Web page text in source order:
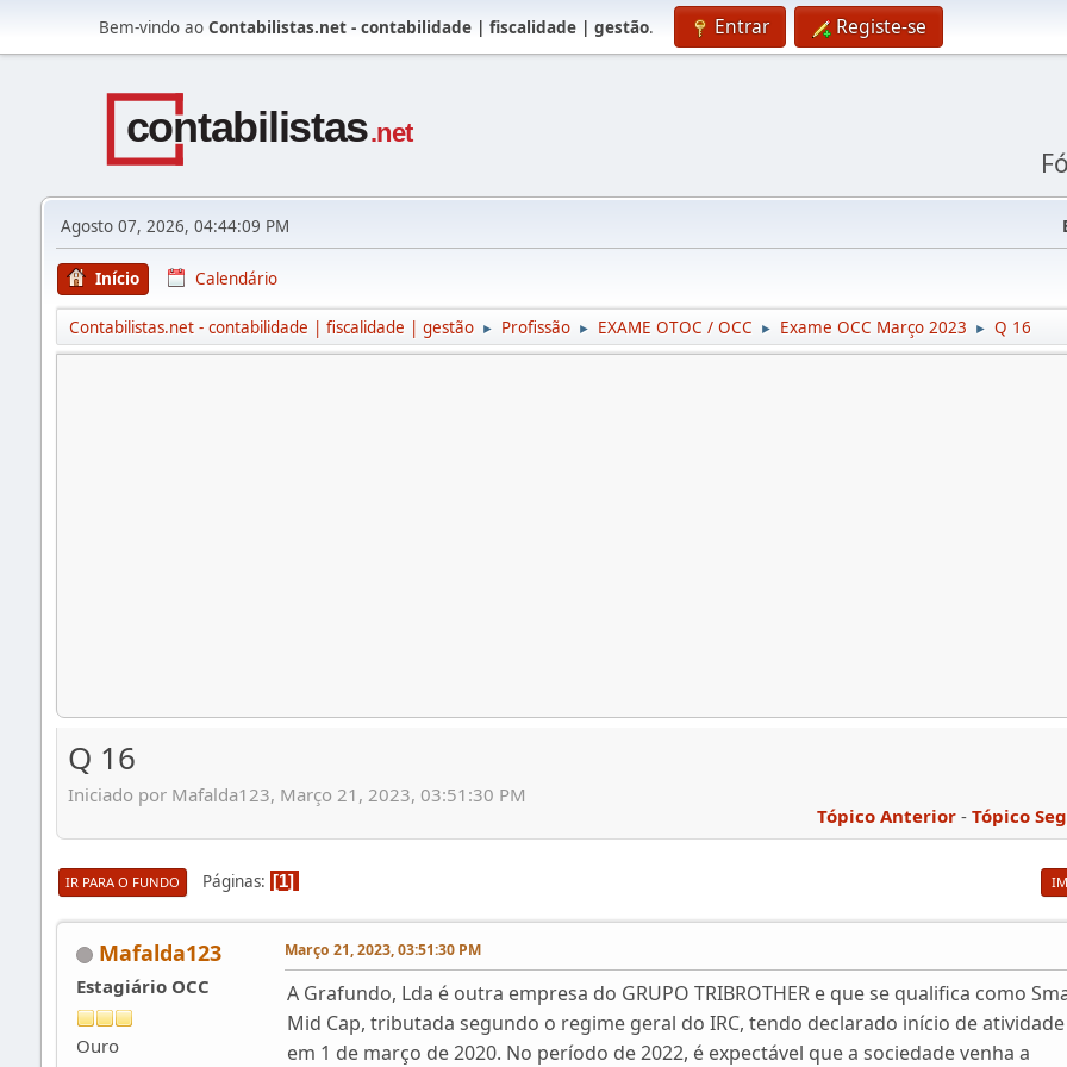
Bem-vindo ao Contabilistas.net - contabilidade | fiscalidade | gestão. Entrar Registe-se
Agosto 07, 2026, 04:44:09 PM
Início Calendário
Contabilistas.net - contabilidade | fiscalidade | gestão ► Profissão ► EXAME OTOC / OCC ► Exame OCC Março 2023 ► Q 16
Q 16
Iniciado por Mafalda123, Março 21, 2023, 03:51:30 PM
Tópico Anterior -Tópico
IR PARA O FUNDO Páginas 1
Mafalda123
Estagiário OCC
Ouro
Março 21, 2023, 03:51:30 PM
A Grafundo, Lda é outra empresa do GRUPO TRIBROTHER e que se qualifica como
Mid Cap, tributada segundo o regime geral do IRC, tendo declarado início de atividade
em 1 de março de 2020. No período de 2022, é expectável que a sociedade venha a